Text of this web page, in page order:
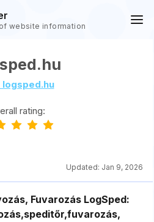
website information
rating:
Updated: Jan 9, 2026
Fuvarozás LogSped: